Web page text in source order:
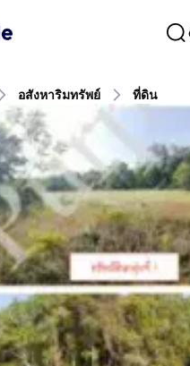
อสังหาริมทรัพย์ ที่ดิน